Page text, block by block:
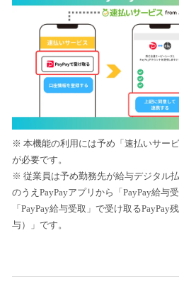
※ 本機能の利用には予め「速払いサー
が必要です。
※ 従業員は予め勤務先が給与デジタル
のうえPayPayアプリから「PayPay給与
「PayPay給与受取」で受け取るPayPay
与）」です。